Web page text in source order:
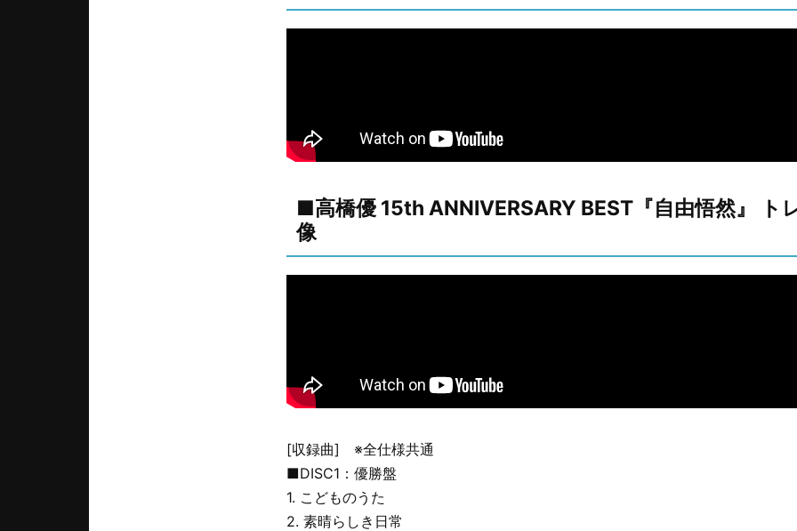
■高橋優 15th ANNIVERSARY BEST『自由悟然』 ト
像
[収録曲] ※全仕様共通
■DISC1：優勝盤
1. こどものうた
2. 素晴らしき日常